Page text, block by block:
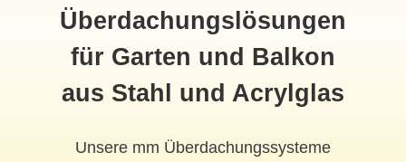
Überdachungslösungen
für Garten und Balkon
aus Stahl und Acrylglas
Unsere mm Überdachungssysteme